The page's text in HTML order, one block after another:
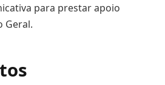
para prestar apoio
Geral.